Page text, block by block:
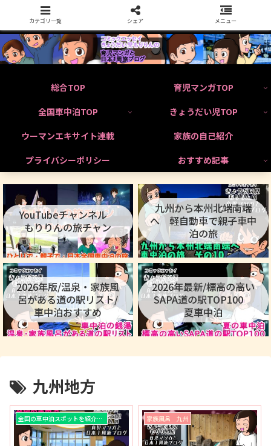
総合TOP
育児マンガTOP
全国車中泊TOP
きょうだい児TOP
ウーマンエキサイト連載
家族の自己紹介
プライバシーポリシー
おすすめ記事
YouTubeチャンネル
もりりんの旅チャン
九州から本州北端南端
へ 軽自動車で親子車中
泊の旅
2026年版/温泉・家族風
呂がある道の駅リスト/
車中泊おすすめ
2026年最新/標高の高い
SAPA道の駅TOP100
夏車中泊
九州地方
全国の車中泊スポットを紹介！！ 家族風呂 九州
カテゴリ一覧 シェア メニュー